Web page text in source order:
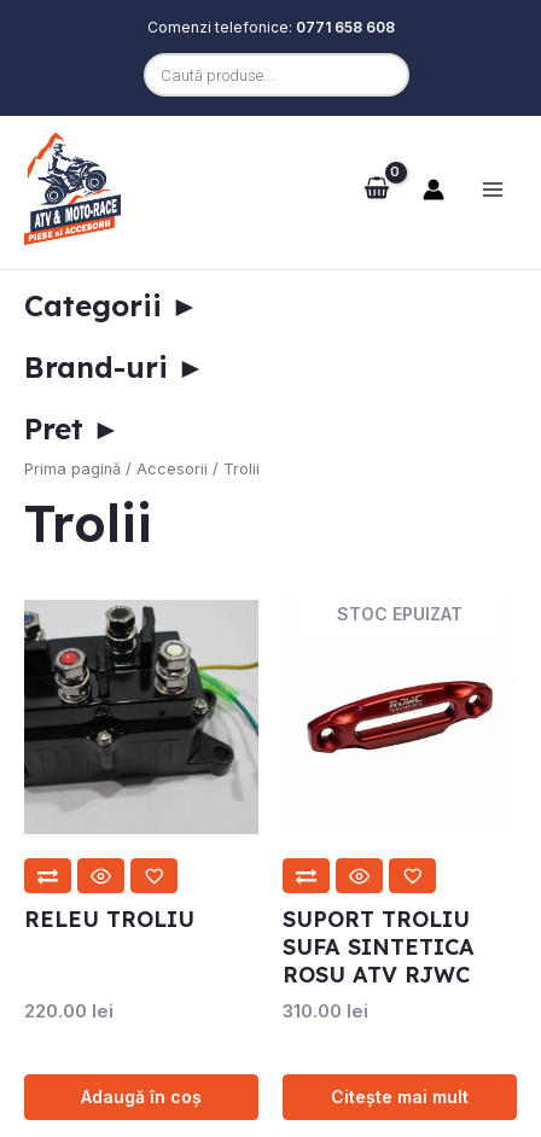
Skip
content
Comenzi telefonice: 0771 658 608
search
Categorii ►
Brand-uri ►
Pret ►
Prima pagină / Accesorii / Trolii
Trolii
RELEU TROLIU
220.00 lei
Adaugă în coș
STOC EPUIZAT
SUPORT TROLIU
SUFA SINTETICA
ROSU ATV RJWC
310.00 lei
Citește mai mult